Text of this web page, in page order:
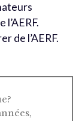
de l’AERF.